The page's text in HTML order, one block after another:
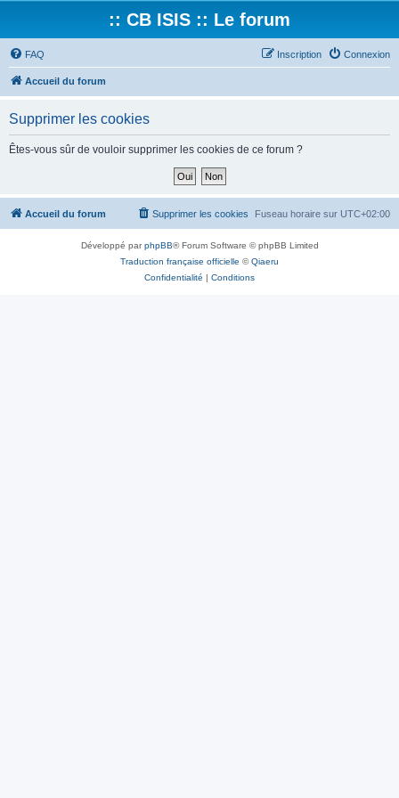
:: CB ISIS :: Le forum
FAQ Connexion
Inscription
Accueil du forum
Supprimer les cookies
Êtes-vous sûr de vouloir supprimer les cookies de ce forum ?
Accueil du forum Fuseau horaire sur UTC+02:00
Supprimer les cookies
Développé parphpBB® Forum Software © phpBB Limited
Traduction française officielle ©Qiaeru
Confidentialité | Conditions